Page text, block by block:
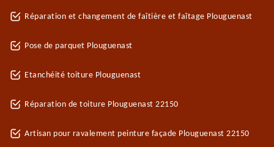
Réparation et changement de faîtière et faîtage Plouguenast
Pose de parquet Plouguenast
Etanchéité toiture Plouguenast
Réparation de toiture Plouguenast 22150
Artisan pour ravalement peinture façade Plouguenast 22150